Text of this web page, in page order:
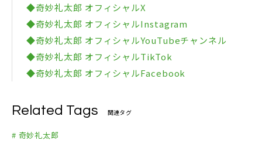
◆奇妙礼太郎 オフィシャルX
◆奇妙礼太郎 オフィシャルInstagram
◆奇妙礼太郎 オフィシャルYouTubeチャンネル
◆奇妙礼太郎 オフィシャルTikTok
◆奇妙礼太郎 オフィシャルFacebook
Related Tags 関連タグ
# 奇妙礼太郎